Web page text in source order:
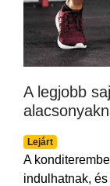
A legjobb
Lejárt
A
indulhatnak,